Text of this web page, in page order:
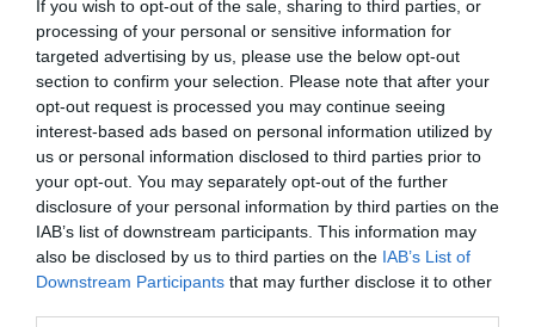
If you wish to opt-out of the sale, sharing to third parties, or
processing of your personal or sensitive information for
targeted advertising by us, please use the below opt-out
section to confirm your selection. Please note that after your
opt-out request is processed you may continue seeing
interest-based ads based on personal information utilized by
us or personal information disclosed to third parties prior to
your opt-out. You may separately opt-out of the further
disclosure of your personal information by third parties on the
IAB’s list of downstream participants. This information may
also be disclosed by us to third parties on the IAB’s List of
Downstream Participants that may further disclose it to other
Diario de la corrupción sanchista. Hazte
Oír se manifiesta delante de La Mareta:
“Pedro Sánchez es un criminal”
por Redacción
Artículos anteriores
Opinión